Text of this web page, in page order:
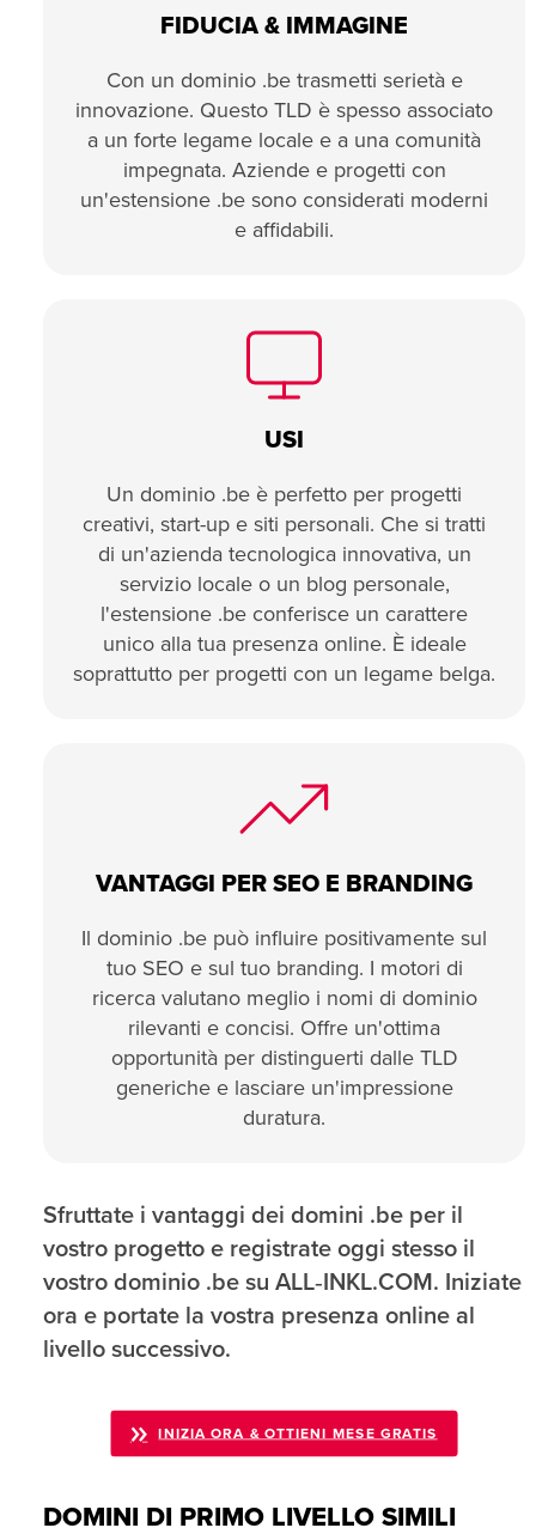
FIDUCIA & IMMAGINE
Con un dominio .be trasmetti serietà e
innovazione. Questo TLD è spesso associato
a un forte legame locale e a una comunità
impegnata. Aziende e progetti con
un'estensione .be sono considerati moderni
e affidabili.
USI
Un dominio .be è perfetto per progetti
creativi, start-up e siti personali. Che si tratti
di un'azienda tecnologica innovativa, un
servizio locale o un blog personale,
l'estensione .be conferisce un carattere
unico alla tua presenza online. È ideale
soprattutto per progetti con un legame belga.
VANTAGGI PER SEO E BRANDING
Il dominio .be può influire positivamente sul
tuo SEO e sul tuo branding. I motori di
ricerca valutano meglio i nomi di dominio
rilevanti e concisi. Offre un'ottima
opportunità per distinguerti dalle TLD
generiche e lasciare un'impressione
duratura.
Sfruttate i vantaggi dei domini .be per il
vostro progetto e registrate oggi stesso il
vostro dominio .be su ALL‑INKL.COM. Iniziate
ora e portate la vostra presenza online al
livello successivo.
INIZIA ORA & OTTIENI MESE GRATIS
DOMINI DI PRIMO LIVELLO SIMILI